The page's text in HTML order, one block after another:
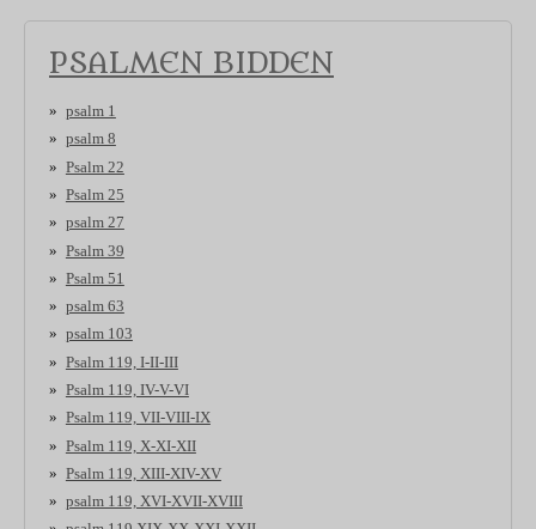
PSALMEN BIDDEN
psalm 1
psalm 8
Psalm 22
Psalm 25
psalm 27
Psalm 39
Psalm 51
psalm 63
psalm 103
Psalm 119, I-II-III
Psalm 119, IV-V-VI
Psalm 119, VII-VIII-IX
Psalm 119, X-XI-XII
Psalm 119, XIII-XIV-XV
psalm 119, XVI-XVII-XVIII